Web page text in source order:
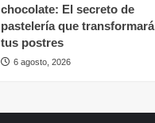
chocolate: El secreto de
pastelería que transformará
tus postres
6 agosto, 2026